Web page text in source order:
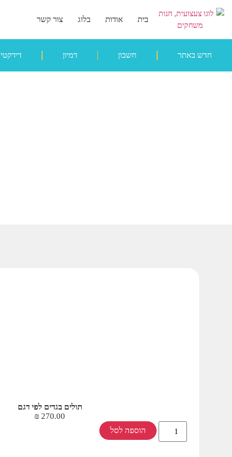
בית אודות בלוג צור קשר
חדש באתר חשבון דמיון דידקטי
תולים בגדים לפי דגם
270.00
₪
הוספה לסל